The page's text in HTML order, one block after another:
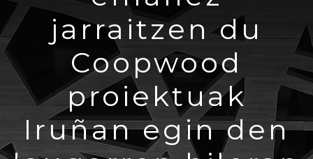
jarraitzen du
Coopwood
proiektuak
Iruñan egin den